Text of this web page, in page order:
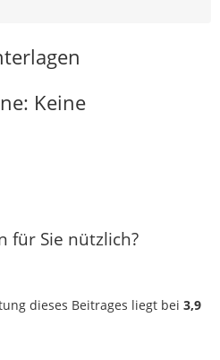
Keine
für Sie nützlich?
dieses Beitrages liegt bei 3,9